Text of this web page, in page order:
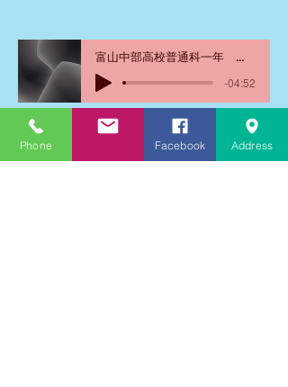
富山中部高校普通科一年 Ｍ・Ｈさん
-04:52
-03:24
Phone Facebook Address